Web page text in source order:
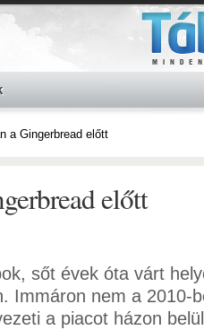
előtt
sőt évek óta várt
Immáron nem a 2010-
a piacot házon
a Gingerbread előtt